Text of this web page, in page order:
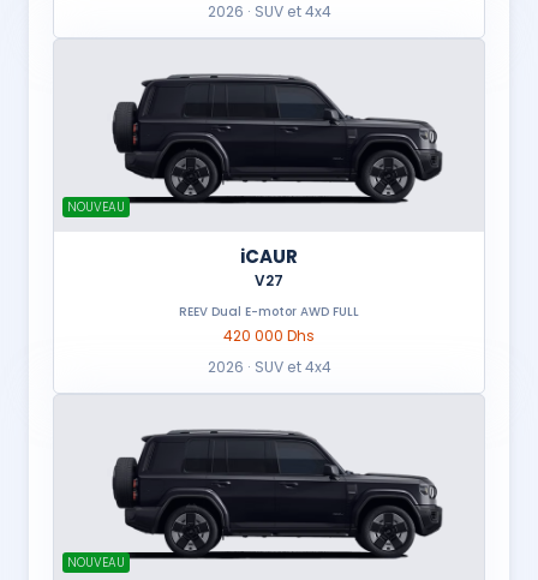
2026 · SUV et 4x4
NOUVEAU
iCAUR
V27
REEV Dual E-motor AWD FULL
420 000 Dhs
2026 · SUV et 4x4
NOUVEAU